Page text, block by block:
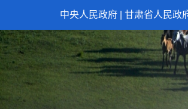
中央人民政府 甘肃省人民政